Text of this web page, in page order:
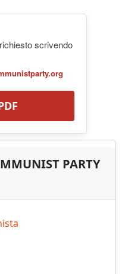
scrivendo
PARTY